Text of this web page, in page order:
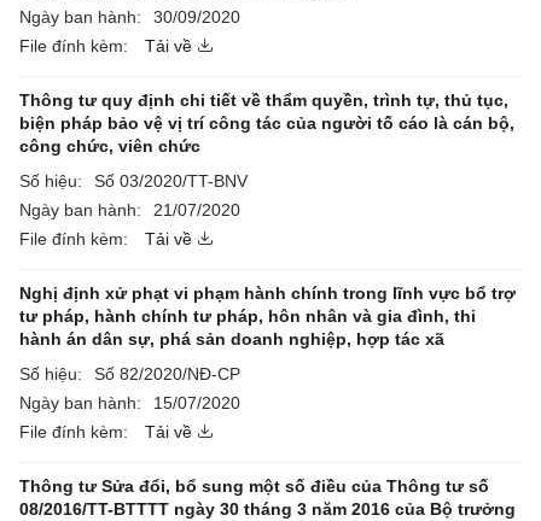
Ngày ban hành:
30/09/2020
File đính kèm:
Tải về
Thông tư quy định chi tiết về thẩm quyền, trình tự, thủ tục,
biện pháp bảo vệ vị trí công tác của người tố cáo là cán bộ,
công chức, viên chức
Số hiệu:
Số 03/2020/TT-BNV
Ngày ban hành:
21/07/2020
File đính kèm:
Tải về
Nghị định xử phạt vi phạm hành chính trong lĩnh vực bổ trợ
tư pháp, hành chính tư pháp, hôn nhân và gia đình, thi
hành án dân sự, phá sản doanh nghiệp, hợp tác xã
Số hiệu:
Số 82/2020/NĐ-CP
Ngày ban hành:
15/07/2020
File đính kèm:
Tải về
Thông tư Sửa đổi, bổ sung một số điều của Thông tư số
08/2016/TT-BTTTT ngày 30 tháng 3 năm 2016 của Bộ trưởng